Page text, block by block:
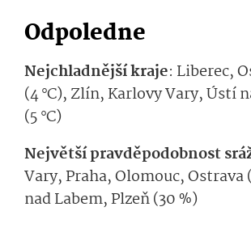
Odpoledne
Nejchladnější kraje: Liberec,
(4 °C), Zlín, Karlovy Vary, Ústí
(5 °C)
Největší pravděpodobnost
Vary, Praha,Olomouc, Ostrava
nad Labem,Plzeň (30 %)